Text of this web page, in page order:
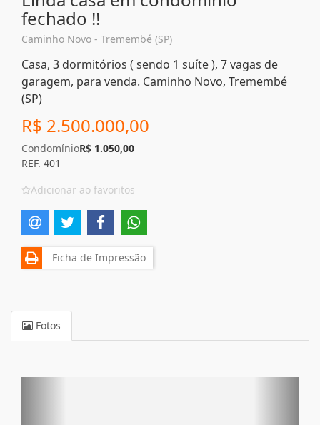
fechado !!
Caminho Novo - Tremembé (SP)
Casa, 3 dormitórios ( sendo 1 suíte ), 7 vagas de
garagem, para venda. Caminho Novo, Tremembé
(SP)
R$ 2.500.000,00
CondomínioR$ 1.050,00
REF. 401
Adicionar ao favoritos
Ficha de Impressão
Fotos